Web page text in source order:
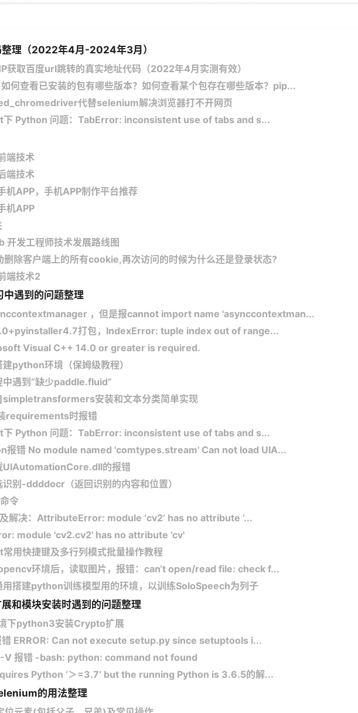
理（2022年4月-2024年3月）
获取百度url跳转的真实地址代码（2022年4月实测有效）
何查看已安装的包有哪些版本？如何查看某个包存在哪些版本？pip...
代替selenium解决浏览器打不开网页
Python 问题：TabError: inconsistent use of tabs and s...
端技术
端技术
机APP，手机APP制作平台推荐
机APP
开发工程师技术发展路线图
除客户端上的所有cookie,再次访问的时候为什么还是登录状态?
端技术2
遇到的问题整理
，但是报cannot import name 'asynccontextman...
打包，IndexError: tuple index out of range...
Visual C++ 14.0 or greater is required.
python环境（保姆级教程）
中遇到“缺少paddle.fluid”
安装和文本分类简单实现
requirements时报错
Python 问题：TabError: inconsistent use of tabs and s...
报错 No module named 'comtypes.stream' Can not load UIA...
UIAutomationCore.dll的报错
识别-ddddocr（返回识别的内容和位置）
令
解决：AttributeError: module ‘cv2‘ has no attribute ‘...
module 'cv2.cv2' has no attribute 'cv'
用快捷键及多行列模式批量操作教程
环境后，读取图片，报错：can‘t open/read file: check f...
用搭建python训练模型用的环境，以训练SoloSpeech为列子
和模块安装时遇到的问题整理
下python3安装Crypto扩展
ERROR: Can not execute setup.py since setuptools i...
V 报错 -bash: python: command not found
Python ‘＞=3.7‘ but the running Python is 3.6.5的解...
的用法整理